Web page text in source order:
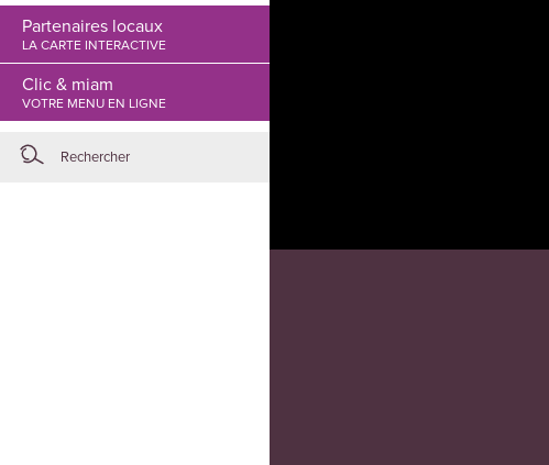
Partenaires locaux
LA CARTE INTERACTIVE
Clic & miam
VOTRE MENU EN LIGNE